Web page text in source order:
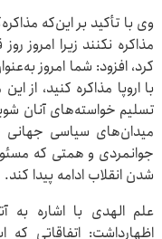
وی با تأکید بر این‌که
مذاکره نکنند زیرا امروز
کرد، افزود: شما امروز
با اروپا مذاکره کنید، از
تسلیم خواسته‌های آنان
میدان‌های سیاسی جهانی
جوانمردی و همتی که
شدن انقلاب ادامه پیدا کند.
علم الهدی با اشاره
اظهارداشت: اتفاقاتی که